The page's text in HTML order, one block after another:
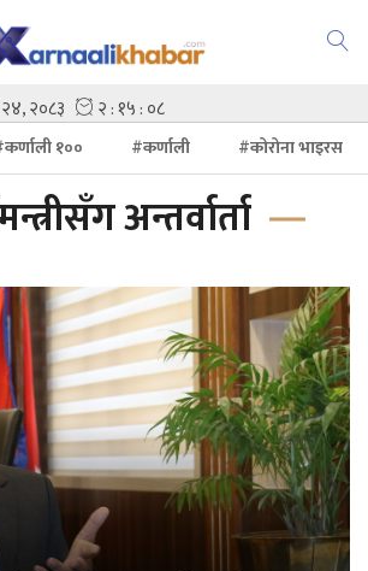
१०० #कर्णाली #कोरोना भाइरस
अन्तर्वार्ता